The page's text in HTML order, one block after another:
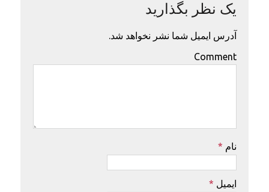
یک نظر بگذارید
آدرس ایمیل شما نشر نخواهد شد.
Comment
نام *
ایمیل *